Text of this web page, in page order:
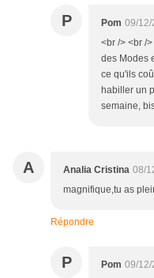
P Pom 09/12/
<br /> <br /
des Modes
ce qu'ils
habiller un
semaine,
A Analia Cristina 08/
magnifique,tu as
Répondre
P Pom 09/12/